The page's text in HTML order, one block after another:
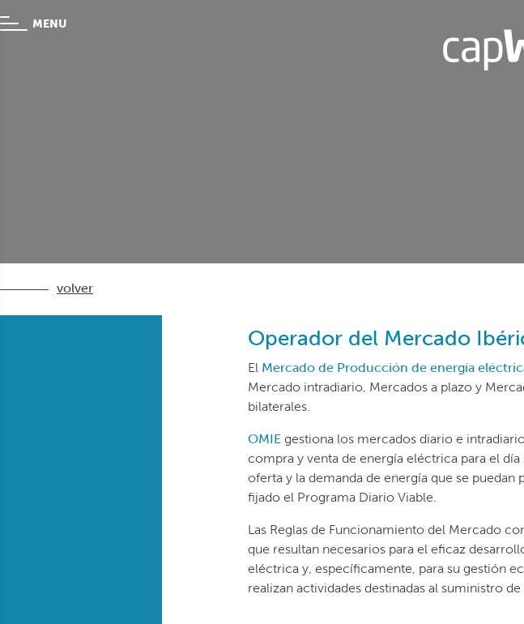
MENU
volver
Operador del Mercado
El Mercado de Producción de energía
Mercado intradiario, Mercados a plazo y
bilaterales.
OMIE gestiona los mercados diario e
compra y venta de energía eléctrica para el
oferta y la demanda de energía que se
fijado el Programa Diario Viable.
Las Reglas de Funcionamiento del Mercado
que resultan necesarios para el eficaz
eléctrica y, específicamente, para su gestión
realizan actividades destinadas al suministro